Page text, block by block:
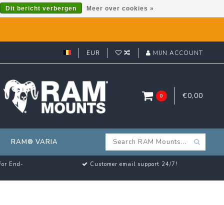
EUR MIJN ACCOUNT
0 €0,00
RAM® VARIA
End- Customer email support 24/7!
Dit bericht verbergen Meer over cookies »